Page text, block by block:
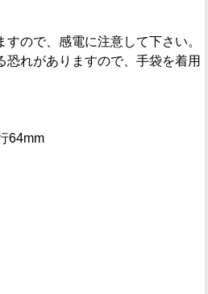
ので、感電に注意して下さい。
恐れがありますので、手袋を着用
64mm